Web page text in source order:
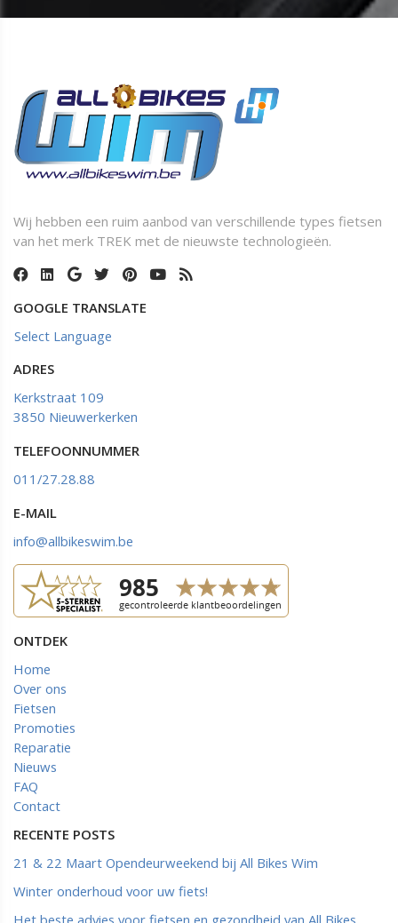
Wij hebben een ruim aanbod van verschillende types fietsen
van het merk TREK met de nieuwste technologieën.
GOOGLE TRANSLATE
Select Language
ADRES
Kerkstraat 109
3850 Nieuwerkerken
TELEFOONNUMMER
011/27.28.88
E-MAIL
info@allbikeswim.be
ONTDEK
Home
Over ons
Fietsen
Promoties
Reparatie
Nieuws
FAQ
Contact
RECENTE POSTS
21 & 22 Maart Opendeurweekend bij All Bikes Wim
Winter onderhoud voor uw fiets!